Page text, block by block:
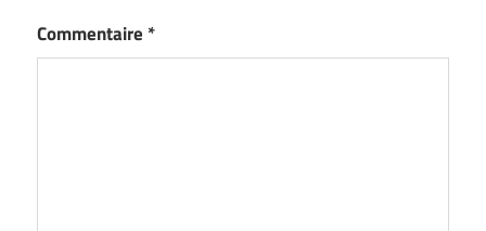
Commentaire *